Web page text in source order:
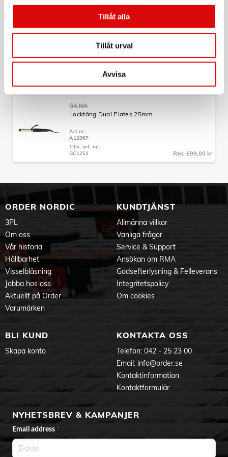
Tillåt alla
Tillåt urval
Avvisa
GC1250
Rek: 649,00 kr
GA.MA
Locktång Dual Plates 33mm
Art nr:
A12969
GA.MA
Locktång Dual Plates 25mm
Art nr:
A12967
Tillv. art. nr:
GC1251
Rek: 699,00 kr
ORDER NORDIC
3PL
Om oss
Vår historia
Hållbarhet
Visselblåsning
Jobba hos oss
Aktuellt på Order
Varumärken
KUNDTJÄNST
Allmänna villkor
Vanliga frågor
Service & Support
Ansökan om RMA
Godsefterlysning & Felleverans
Integritetspolicy
Om cookies
BLI KUND
Skapa konto
KONTAKTA OSS
Telefon: 042 - 25 23 00
Email: info@order.se
Kontaktinformation
Kontaktformulär
NYHETSBREV & KAMPANJER
Email address *